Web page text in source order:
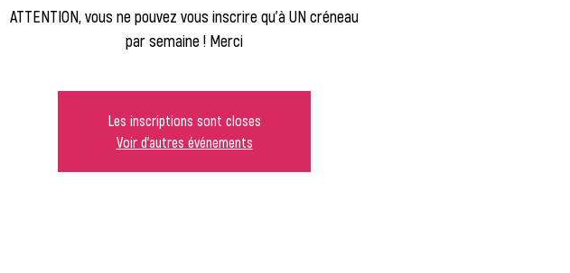
ATTENTION, vous ne pouvez vous inscrire qu'à UN créneau
par semaine ! Merci
Les inscriptions sont closes
Voir d'autres événements